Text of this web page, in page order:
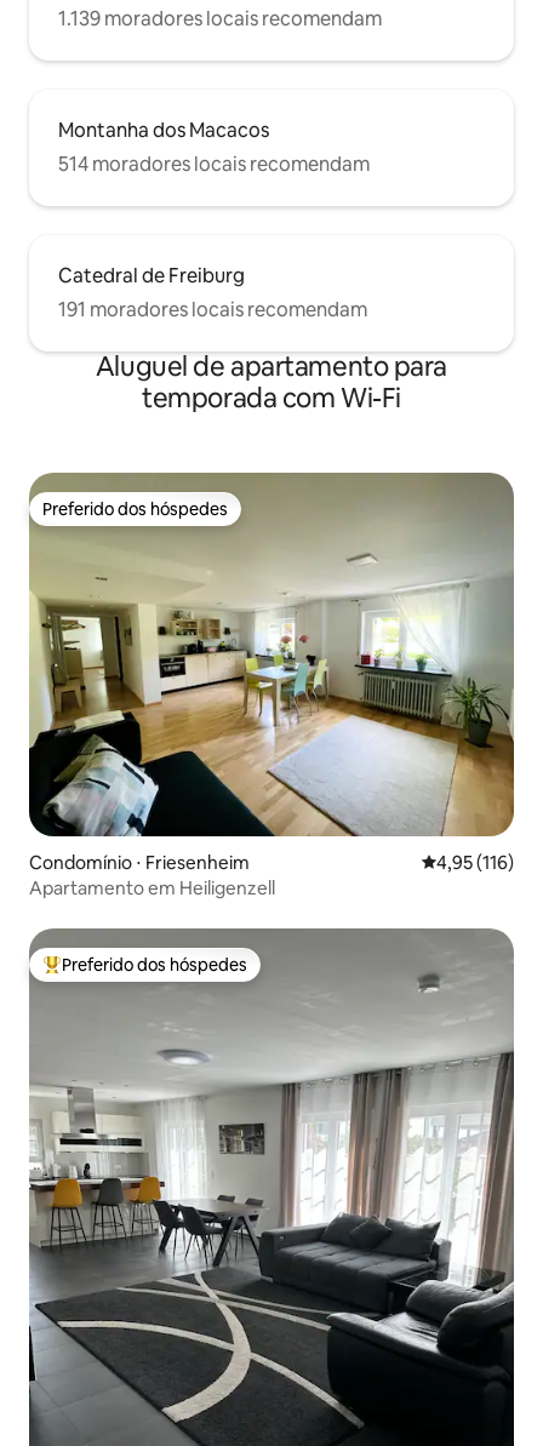
1.139 moradores locais recomendam
Montanha dos Macacos
514 moradores locais recomendam
Catedral de Freiburg
191 moradores locais recomendam
Aluguel de apartamento para
temporada com Wi-Fi
Preferido dos hóspedes
Preferido dos hóspedes
Condomínio ⋅ Friesenheim 4,95 de uma
4,95 (116)
Apartamento em Heiligenzell
Entre os melhores preferidos dos hóspedes
Preferido dos hóspedes